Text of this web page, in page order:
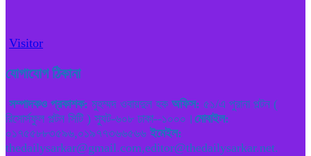
Visitor
যোগাযোগ ঠিকানা
সম্পাদকও প্রকাশক: মুহম্মদ ওবায়দুল হক অফিস: ৫১/এ পুরানা পল্টন (
রিসোর্সফুল পল্টন সিটি ) স্যুট-৬০৮ ঢাকা--১০০০। মোবাইল:
০১৭৫৫৮৮৩৫৯৬,০১৯৭৭৩৬৬৫৬৬ ইমেইল:
thedailysarkar@gmail.com,editor@thedailysarkar.net.